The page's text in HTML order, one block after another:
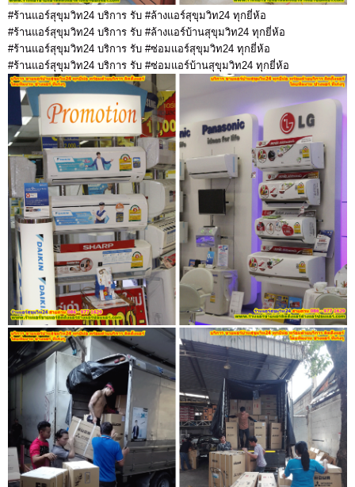
#ร้านแอร์สุขุมวิท24 บริการ รับ #ล้างแอร์สุขุมวิท24 ทุกยี่ห้อ
#ร้านแอร์สุขุมวิท24 บริการ รับ #ล้างแอร์บ้านสุขุมวิท24 ทุกยี่ห้อ
#ร้านแอร์สุขุมวิท24 บริการ รับ #ซ่อมแอร์สุขุมวิท24 ทุกยี่ห้อ
#ร้านแอร์สุขุมวิท24 บริการ รับ #ซ่อมแอร์บ้านสุขุมวิท24 ทุกยี่ห้อ